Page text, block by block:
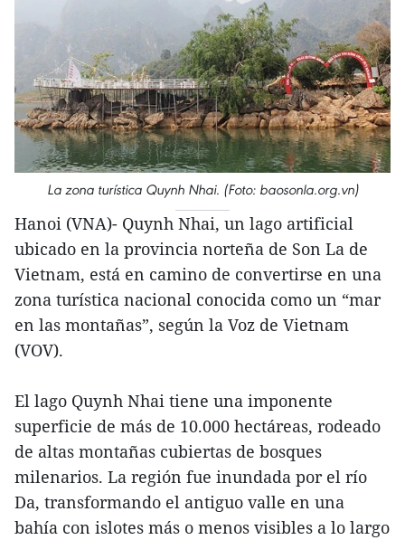
La zona turística Quynh Nhai. (Foto: baosonla.org.vn)
Hanoi (VNA)- Quynh Nhai, un lago artificial
ubicado en la provincia norteña de Son La de
Vietnam, está en camino de convertirse en una
zona turística nacional conocida como un “mar
en las montañas”, según la Voz de Vietnam
(VOV).
El lago Quynh Nhai tiene una imponente
superficie de más de 10.000 hectáreas, rodeado
de altas montañas cubiertas de bosques
milenarios. La región fue inundada por el río
Da, transformando el antiguo valle en una
bahía con islotes más o menos visibles a lo largo